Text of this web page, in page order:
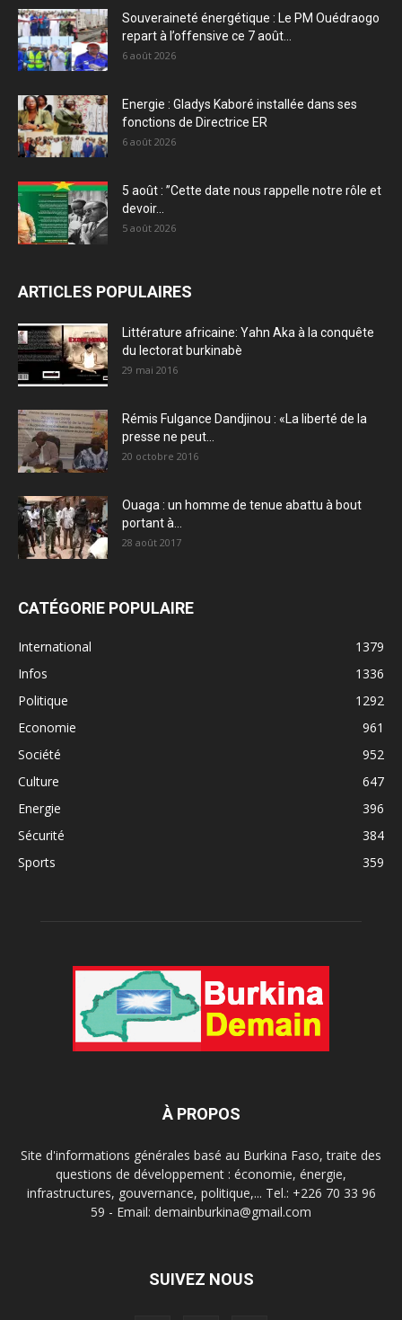
Souveraineté énergétique : Le PM Ouédraogo
repart à l’offensive ce 7 août...
6 août 2026
Energie : Gladys Kaboré installée dans ses
fonctions de Directrice ER
6 août 2026
5 août : ”Cette date nous rappelle notre rôle et
devoir...
5 août 2026
ARTICLES POPULAIRES
Littérature africaine: Yahn Aka à la conquête
du lectorat burkinabè
29 mai 2016
Rémis Fulgance Dandjinou : «La liberté de la
presse ne peut...
20 octobre 2016
Ouaga : un homme de tenue abattu à bout
portant à...
28 août 2017
CATÉGORIE POPULAIRE
International
1379
Infos
1336
Politique
1292
Economie
961
Société
952
Culture
647
Energie
396
Sécurité
384
Sports
359
À PROPOS
Site d'informations générales basé au Burkina Faso, traite des
questions de développement : économie, énergie,
infrastructures, gouvernance, politique,... Tel.: +226 70 33 96
59 - Email: demainburkina@gmail.com
SUIVEZ NOUS